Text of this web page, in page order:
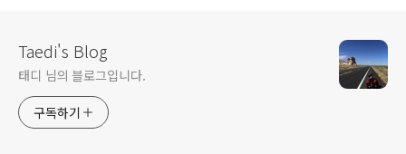
Taedi's Blog
태디 님의 블로그입니다.
구독하기